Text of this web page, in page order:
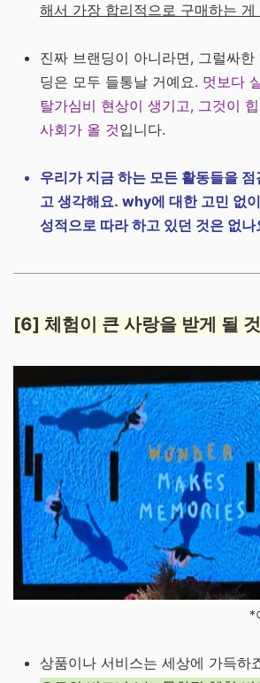
해서 가장 합리적으로 구매하는 게
진짜 브랜딩이 아니라면, 그럴싸
딩은 모두 들통날 거예요. 멋보다
탈가심비 현상이 생기고, 그것이
사회가 올 것입니다.
우리가 지금 하는 모든 활동들을
고 생각해요. why에 대한 고민 없
성적으로 따라 하고 있던 것은 없나
[6] 체험이 큰 사랑을 받게 될 것
*
상품이나 서비스는 세상에 가득하